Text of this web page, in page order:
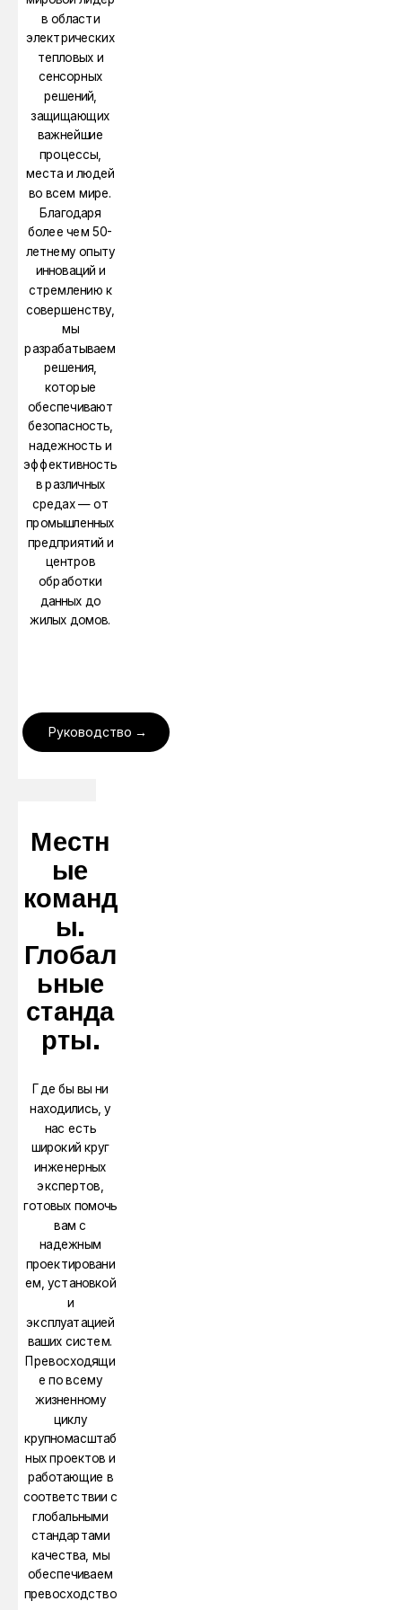
в области
электрических
тепловых и
сенсорных
решений,
защищающих
важнейшие
процессы,
места и людей
во всем мире.
Благодаря
более чем 50-
летнему опыту
инноваций и
стремлению к
совершенству,
мы
разрабатываем
решения,
которые
обеспечивают
безопасность,
надежность и
эффективность
в различных
средах — от
промышленных
предприятий и
центров
обработки
данных до
жилых домов.
Руководство
Местн
ые
команд
ы.
Глобал
ьные
станда
рты.
Где бы вы ни
находились, у
нас есть
широкий круг
инженерных
экспертов,
готовых помочь
вам с
надежным
проектировани
ем, установкой
и
эксплуатацией
ваших систем.
Превосходящи
е по всему
жизненному
циклу
крупномасштаб
ных проектов и
работающие в
соответствии с
глобальными
стандартами
качества, мы
обеспечиваем
превосходство